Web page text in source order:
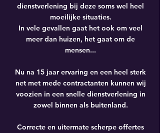
dienstverlening bij deze soms wel heel
moeilijke situaties.
In vele gevallen gaat het ook om veel
meer dan huizen, het gaat om de
mensen...
Nu na 15 jaar ervaring en een heel sterk
net met mede contractanten kunnen wij
voozien in een snelle dienstverlening in
zowel binnen als buitenland.
Correcte en uitermate scherpe offertes